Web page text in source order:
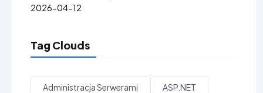
2026-04-12
Tag Clouds
Administracja Serwerami
ASP.NET